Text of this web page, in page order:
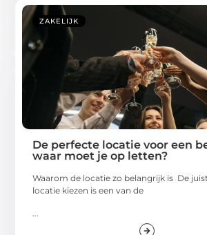
ZAKELIJK
De perfecte locatie voor een
waar moet je op letten?
Waarom de locatie zo belangrijk is De
locatie kiezen is een van de